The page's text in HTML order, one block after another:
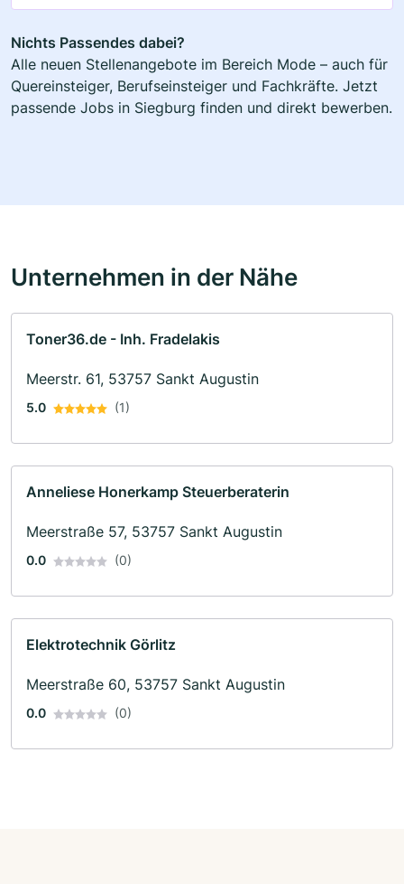
Nichts Passendes dabei?
Alle neuen Stellenangebote im Bereich Mode – auch für
Quereinsteiger, Berufseinsteiger und Fachkräfte. Jetzt
passende Jobs in Siegburg finden und direkt bewerben.
Unternehmen in der Nähe
Toner36.de - Inh. Fradelakis
Meerstr. 61, 53757 Sankt Augustin
5.0 (1)
Anneliese Honerkamp Steuerberaterin
Meerstraße 57, 53757 Sankt Augustin
0.0 (0)
Elektrotechnik Görlitz
Meerstraße 60, 53757 Sankt Augustin
0.0 (0)